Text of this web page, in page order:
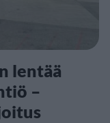
lentää
–